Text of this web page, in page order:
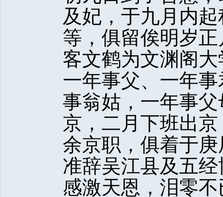
及妃，于九月内
等，俱留俟明岁
客文鹤为文渊阁
一年事父、一年
事翁姑，一年事
京，二月下班出
余京职，俱着于
准辞吴江县及五
感激天恩，泪零